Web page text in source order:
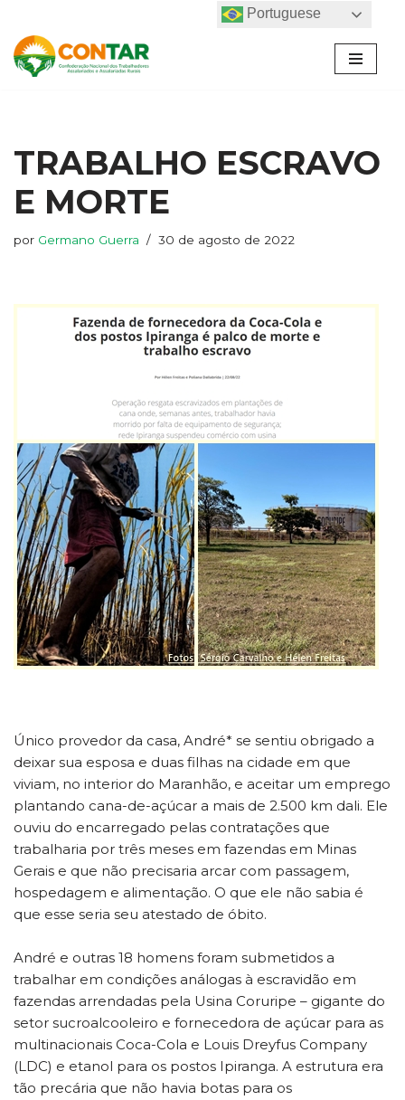
Pular
para
TRABALHO ESCRAVO
E MORTE
por Germano Guerra 30 de agosto de 2022
Único provedor da casa, André* se sentiu obrigado a
deixar sua esposa e duas filhas na cidade em que
viviam, no interior do Maranhão, e aceitar um emprego
plantando cana-de-açúcar a mais de 2.500 km dali. Ele
ouviu do encarregado pelas contratações que
trabalharia por três meses em fazendas em Minas
Gerais e que não precisaria arcar com passagem,
hospedagem e alimentação. O que ele não sabia é
que esse seria seu atestado de óbito.
André e outras 18 homens foram submetidos a
trabalhar em condições análogas à escravidão em
fazendas arrendadas pela Usina Coruripe – gigante do
setor sucroalcooleiro e fornecedora de açúcar para as
multinacionais Coca-Cola e Louis Dreyfus Company
(LDC) e etanol para os postos Ipiranga. A estrutura era
tão precária que não havia botas para os
Portuguese